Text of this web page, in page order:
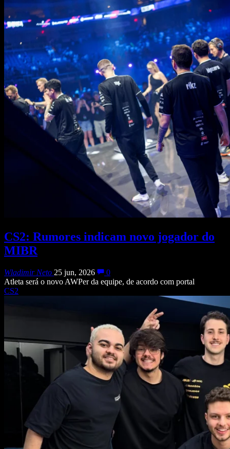
CS2: Rumores indicam novo jogador do
MIBR
Wladimir Neto 25 jun, 2026
0
Atleta será o novo AWPer da equipe, de acordo com portal
CS2